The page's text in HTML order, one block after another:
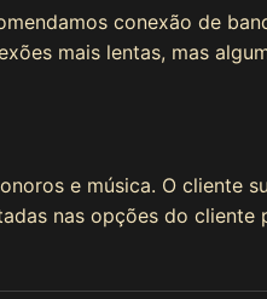
conexão de
mais lentas, mas
e música. O cliente
nas opções do cliente